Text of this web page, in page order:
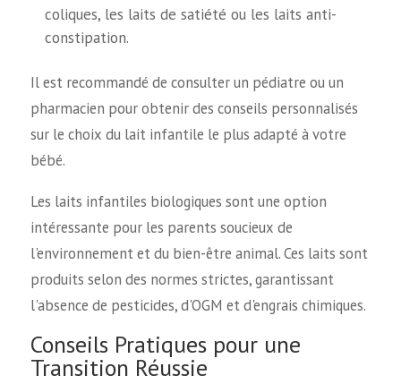
coliques, les laits de satiété ou les laits anti-
constipation.
Il est recommandé de consulter un pédiatre ou un
pharmacien pour obtenir des conseils personnalisés
sur le choix du lait infantile le plus adapté à votre
bébé.
Les laits infantiles biologiques sont une option
intéressante pour les parents soucieux de
l'environnement et du bien-être animal. Ces laits sont
produits selon des normes strictes, garantissant
l'absence de pesticides, d'OGM et d'engrais chimiques.
Conseils Pratiques pour une
Transition Réussie